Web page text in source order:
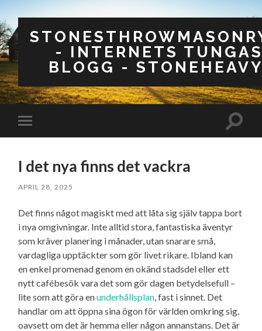
- INTERNETS
BLOGG -
på/av
Slå
I det nya finns det vackra
APRIL 28, 2025
Det finns något magiskt med att låta sig själv tappa bort
i nya omgivningar. Inte alltid stora, fantastiska äventyr
som kräver planering i månader, utan snarare små,
vardagliga upptäckter som gör livet rikare. Ibland kan
en enkel promenad genom en okänd stadsdel eller ett
nytt cafébesök vara det som gör dagen betydelsefull –
lite som att göra enunderhållsplan , fast i sinnet. Det
handlar om att öppna sina ögon för världen omkring sig,
oavsett om det är hemma eller någon annanstans. Det är